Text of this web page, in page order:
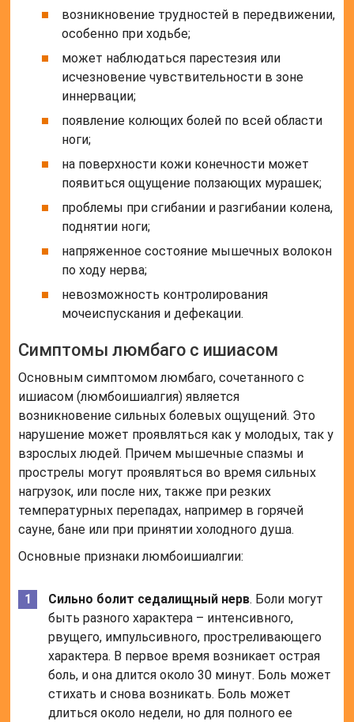
возникновение трудностей в передвижении,
особенно при ходьбе;
может наблюдаться парестезия или
исчезновение чувствительности в зоне
иннервации;
появление колющих болей по всей области
ноги;
на поверхности кожи конечности может
появиться ощущение ползающих мурашек;
проблемы при сгибании и разгибании колена,
поднятии ноги;
напряженное состояние мышечных волокон
по ходу нерва;
невозможность контролирования
мочеиспускания и дефекации.
Симптомы люмбаго с ишиасом
Основным симптомом люмбаго, сочетанного с
ишиасом (люмбоишиалгия) является
возникновение сильных болевых ощущений. Это
нарушение может проявляться как у молодых, так у
взрослых людей. Причем мышечные спазмы и
прострелы могут проявляться во время сильных
нагрузок, или после них, также при резких
температурных перепадах, например в горячей
сауне, бане или при принятии холодного душа.
Основные признаки люмбоишиалгии:
Сильно болит седалищный нерв. Боли могут
быть разного характера – интенсивного,
рвущего, импульсивного, простреливающего
характера. В первое время возникает острая
боль, и она длится около 30 минут. Боль может
стихать и снова возникать. Боль может
длиться около недели, но для полного ее